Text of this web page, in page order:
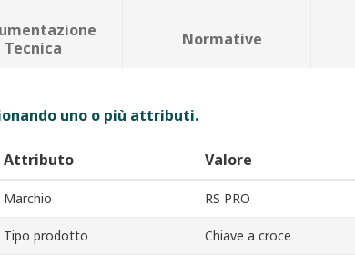
Tecnica
Normative
uno o più attributi.
Attributo Valore
Marchio RS PRO
Tipo prodotto Chiave a croce